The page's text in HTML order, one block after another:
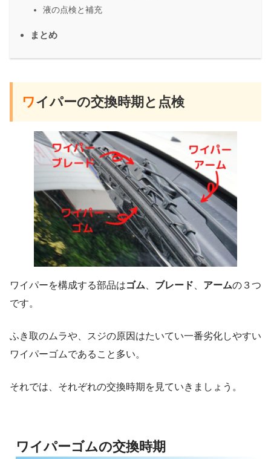
液の点検と補充
まとめ
ワイパーの交換時期と点検
ワイパーを構成する部品はゴム ブレード アームの３つ
です。
ふき取のムラや、スジの原因はたいてい一番劣化しやすい
ワイパーゴムであること多い。
それでは、それぞれの交換時期を見ていきましょう。
ワイパーゴムの交換時期